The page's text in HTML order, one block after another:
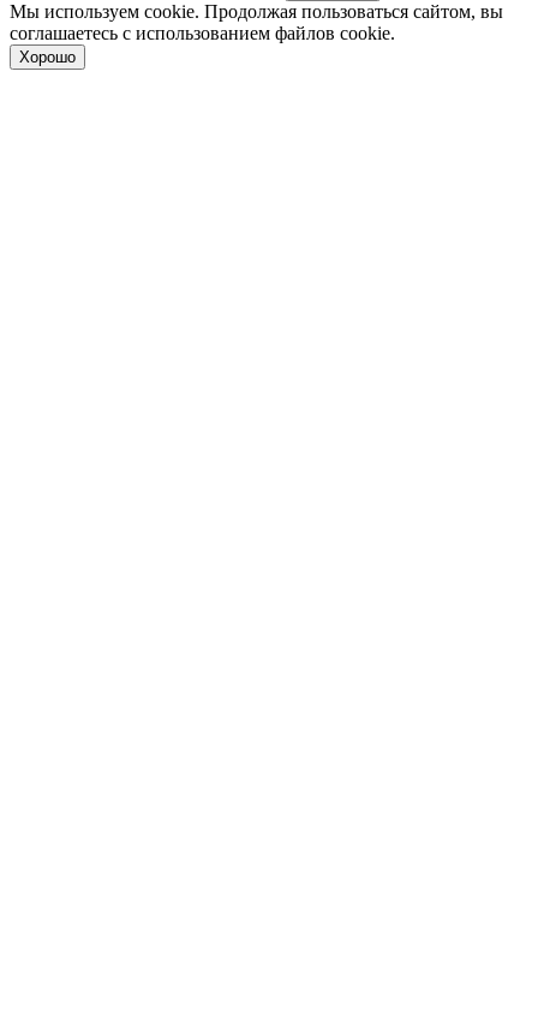
Мы используем cookie. Продолжая пользоваться сайтом, вы
соглашаетесь с использованием файлов cookie.
Хорошо